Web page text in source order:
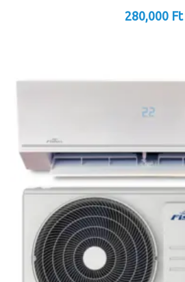
280,000 Ft